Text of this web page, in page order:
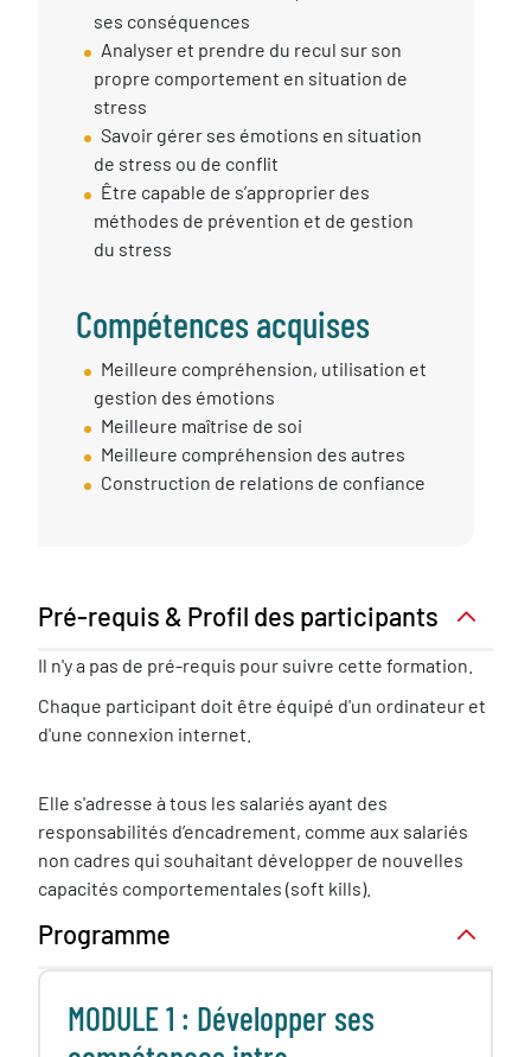
ses conséquences
Analyser et prendre du recul sur son
propre comportement en situation de
stress
Savoir gérer ses émotions en situation
de stress ou de conflit
Être capable de s’approprier des
méthodes de prévention et de gestion
du stress
Compétences acquises
Compétences
Acquises
Meilleure compréhension, utilisation et
gestion des émotions
Meilleure maîtrise de soi
Meilleure compréhension des autres
Construction de relations de confiance
Pré-requis & Profil des participants
Pré-
nécessaire
Il n'y a pas de pré-requis pour suivre cette formation.
Chaque participant doit être équipé d'un ordinateur et
d'une connexion internet.
Elle s'adresse à tous les salariés ayant des
responsabilités d’encadrement, comme aux salariés
non cadres qui souhaitant développer de nouvelles
capacités comportementales (soft kills).
Programme
MODULE 1 : Développer ses